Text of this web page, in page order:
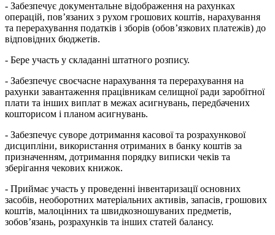
- Забезпечує документальне відображення на рахунках
операцій, пов’язаних з рухом грошових коштів, нарахування
та перерахування податків і зборів (обов’язкових платежів) до
відповідних бюджетів.
- Бере участь у складанні штатного розпису.
- Забезпечує своєчасне нарахування та перерахування на
рахунки завантаження працівникам селищної ради заробітної
плати та інших виплат в межах асигнувань, передбачених
кошторисом і планом асигнувань.
- Забезпечує суворе дотримання касової та розрахункової
дисципліни, використання отриманих в банку коштів за
призначенням, дотримання порядку виписки чеків та
зберігання чекових книжок.
- Приймає участь у проведенні інвентаризації основних
засобів, необоротних матеріальних активів, запасів, грошових
коштів, малоцінних та швидкозношуваних предметів,
зобов’язань, розрахунків та інших статей балансу.